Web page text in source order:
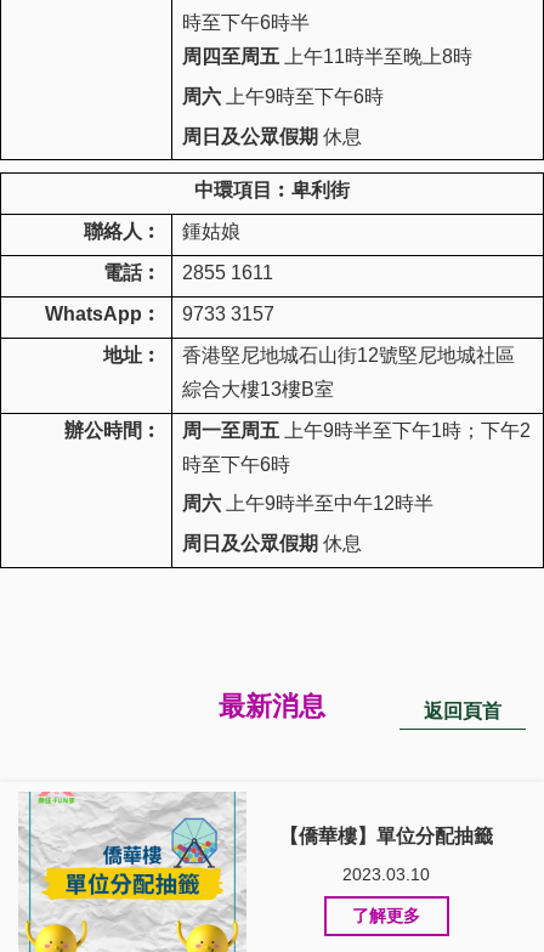
時至下午6時半
周四至周五 上午11時半至晚上8時
周六 上午9時至下午6時
周日及公眾假期 休息
中環項目︰卑利街
聯絡人︰
鍾姑娘
電話︰
2855 1611
WhatsApp ︰
9733 3157
地址︰
香港堅尼地城石山街12號堅尼地城社區
綜合大樓13樓B室
辦公時間︰
周一至周五 上午9時半至下午1時；下午2
時至下午6時
周六
上午9時半至中午12時半
周日及公眾假期 休息
最新消息 返回頁首
【僑華樓】單位分配抽籤
2023.03.10
了解更多